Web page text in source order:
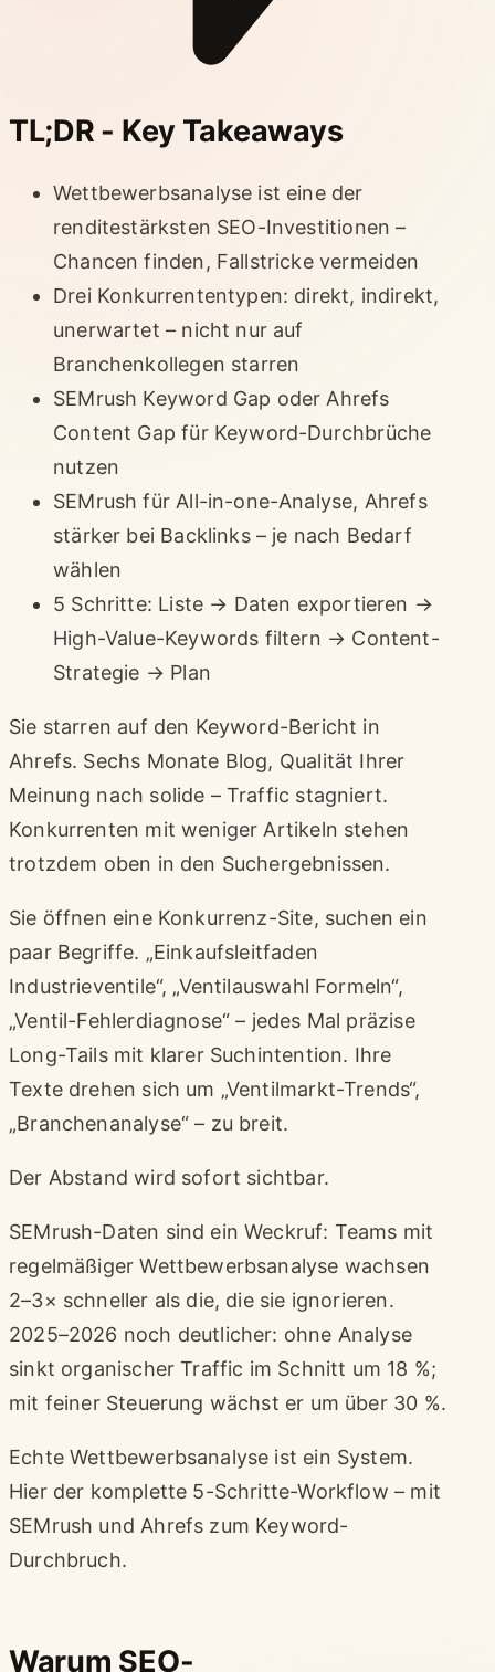
TL;DR - Key Takeaways
Wettbewerbsanalyse ist eine der
renditestärksten SEO-Investitionen –
Chancen finden, Fallstricke vermeiden
Drei Konkurrententypen: direkt, indirekt,
unerwartet – nicht nur auf
Branchenkollegen starren
SEMrush Keyword Gap oder Ahrefs
Content Gap für Keyword-Durchbrüche
nutzen
SEMrush für All-in-one-Analyse, Ahrefs
stärker bei Backlinks – je nach Bedarf
wählen
5 Schritte: Liste → Daten exportieren →
High-Value-Keywords filtern → Content-
Strategie → Plan
Sie starren auf den Keyword-Bericht in
Ahrefs. Sechs Monate Blog, Qualität Ihrer
Meinung nach solide – Traffic stagniert.
Konkurrenten mit weniger Artikeln stehen
trotzdem oben in den Suchergebnissen.
Sie öffnen eine Konkurrenz-Site, suchen ein
paar Begriffe. „Einkaufsleitfaden
Industrieventile“, „Ventilauswahl Formeln“,
„Ventil-Fehlerdiagnose“ – jedes Mal präzise
Long-Tails mit klarer Suchintention. Ihre
Texte drehen sich um „Ventilmarkt-Trends“,
„Branchenanalyse“ – zu breit.
Der Abstand wird sofort sichtbar.
SEMrush-Daten sind ein Weckruf: Teams mit
regelmäßiger Wettbewerbsanalyse wachsen
2–3× schneller als die, die sie ignorieren.
2025–2026 noch deutlicher: ohne Analyse
sinkt organischer Traffic im Schnitt um 18 %;
mit feiner Steuerung wächst er um über 30 %.
Echte Wettbewerbsanalyse ist ein System.
Hier der komplette 5-Schritte-Workflow – mit
SEMrush und Ahrefs zum Keyword-
Durchbruch.
Warum SEO-